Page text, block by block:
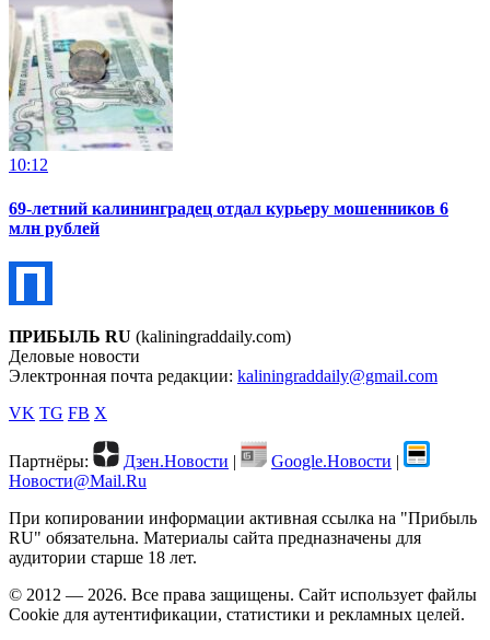
10:12
69-летний калининградец отдал курьеру мошенников 6
млн рублей
ПРИБЫЛЬ RU (kaliningraddaily.com)
Деловые новости
Электронная почта редакции: kaliningraddaily@gmail.com
VK TG FB X
Партнёры: Дзен.Новости | Google.Новости |
Новости@Mail.Ru
При копировании информации активная ссылка на "Прибыль
RU" обязательна. Материалы сайта предназначены для
аудитории старше 18 лет.
© 2012 — 2026. Все права защищены. Сайт использует файлы
Cookie для аутентификации, статистики и рекламных целей.